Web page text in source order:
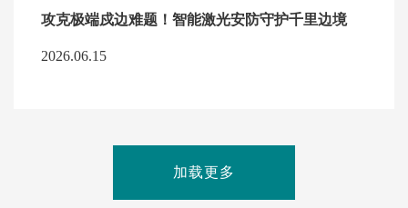
攻克极端戍边难题！智能激光安防守护千里边境
2026.06.15
加载更多